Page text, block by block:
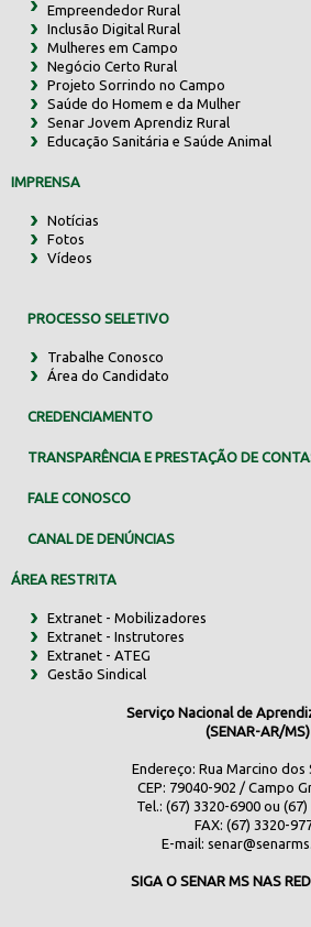
Empreendedor Rural
Inclusão Digital Rural
Mulheres em Campo
Negócio Certo Rural
Projeto Sorrindo no Campo
Saúde do Homem e da Mulher
Senar Jovem Aprendiz Rural
Educação Sanitária e Saúde Animal
IMPRENSA
Notícias
Fotos
Vídeos
PROCESSO SELETIVO
Trabalhe Conosco
Área do Candidato
CREDENCIAMENTO
TRANSPARÊNCIA E PRESTAÇÃO DE
FALE CONOSCO
CANAL DE DENÚNCIAS
ÁREA RESTRITA
Extranet - Mobilizadores
Extranet - Instrutores
Extranet - ATEG
Gestão Sindical
Serviço Nacional de
(SENAR-AR/MS)
Endereço: Rua Marcino dos
CEP: 79040-902 / Campo
Tel.: (67) 3320-6900 ou
FAX: (67) 3320-
E-mail:
SIGA O SENAR MS NAS